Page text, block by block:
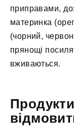
приправами,
материнка
(чорний,
прянощі
вживаються.